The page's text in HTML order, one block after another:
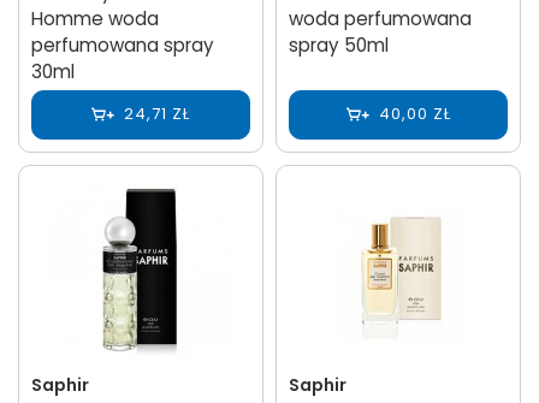
Homme woda
perfumowana spray
30ml
24,71 ZŁ
woda perfumowana
spray 50ml
40,00 ZŁ
Saphir Saphir